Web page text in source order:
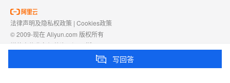
写回答
法律声明及隐私权政策 | Cookies政策
© 2009-现在 Aliyun.com 版权所有
增值电信业务经营许可证： 浙B2-20080101
浙D3-20210002
浙公网安备 33010602009975号浙B2-20080101-4